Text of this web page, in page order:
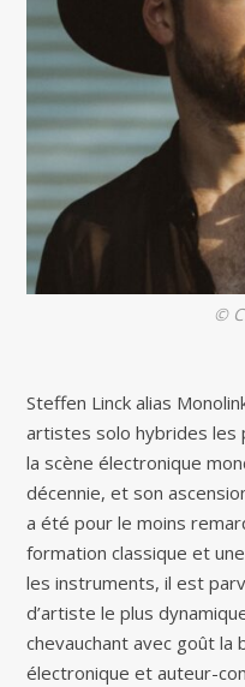
©
Steffen Linck alias
artistes solo hybrides les
la scène électronique
décennie, et son
a été pour le moins
formation classique et
les instruments, il est
d’artiste le plus
chevauchant avec goût
électronique et auteur-